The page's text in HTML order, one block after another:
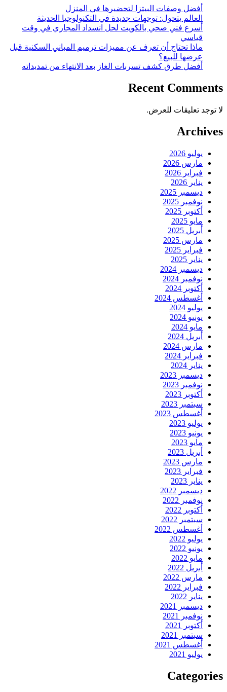
أفضل وصفات البيتزا لتحضيرها في المنزل
العالم يتحول: توجهات جديدة في التكنولوجيا الحديثة
أسرع فني صحي بالكويت لحل انسداد المجاري في وقت
قياسي
ماذا تحتاج أن تعرف عن مميزات ترميم المباني السكنية قبل
عرضها للبيع؟
أفضل طرق كشف تسربات الغاز بعد الانتهاء من تمديداته
Recent Comments
لا توجد تعليقات للعرض.
Archives
يوليو 2026
مارس 2026
فبراير 2026
يناير 2026
ديسمبر 2025
نوفمبر 2025
أكتوبر 2025
مايو 2025
أبريل 2025
مارس 2025
فبراير 2025
يناير 2025
ديسمبر 2024
نوفمبر 2024
أكتوبر 2024
أغسطس 2024
يوليو 2024
يونيو 2024
مايو 2024
أبريل 2024
مارس 2024
فبراير 2024
يناير 2024
ديسمبر 2023
نوفمبر 2023
أكتوبر 2023
سبتمبر 2023
أغسطس 2023
يوليو 2023
يونيو 2023
مايو 2023
أبريل 2023
مارس 2023
فبراير 2023
يناير 2023
ديسمبر 2022
نوفمبر 2022
أكتوبر 2022
سبتمبر 2022
أغسطس 2022
يوليو 2022
يونيو 2022
مايو 2022
أبريل 2022
مارس 2022
فبراير 2022
يناير 2022
ديسمبر 2021
نوفمبر 2021
أكتوبر 2021
سبتمبر 2021
أغسطس 2021
يوليو 2021
Categories